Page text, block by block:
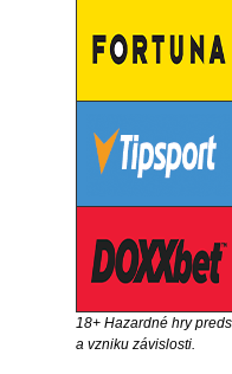
18+ Hazardné hry
a vzniku závislosti.